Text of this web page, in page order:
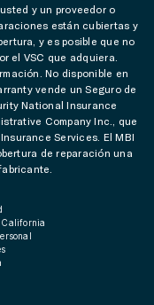
y un proveedor o
están cubiertas y
y es posible que no
el VSC que adquiera.
No disponible en
vende un Seguro de
National Insurance
Company Inc., que
Services. El MBI
de reparación una
California